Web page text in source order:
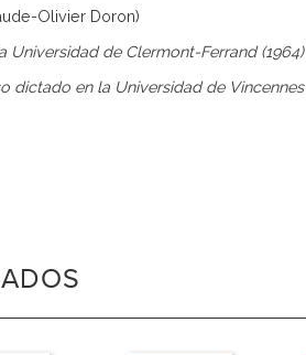
Olivier Doron)
Universidad de Clermont-Ferrand (1964)
dictado en la Universidad de Vincennes